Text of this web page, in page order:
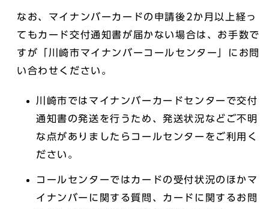
なお、マイナンバーカードの申請後2か月以上経っ
てもカード交付通知書が届かない場合は、お手数で
すが「川崎市マイナンバーコールセンター」にお問
い合わせください。
川崎市ではマイナンバーカードセンターで交付
通知書の発送を行うため、発送状況などご不明
な点がありましたらコールセンターをご利用く
ださい。
コールセンターではカードの受付状況のほかマ
イナンバーに関する質問、カードに関するお問